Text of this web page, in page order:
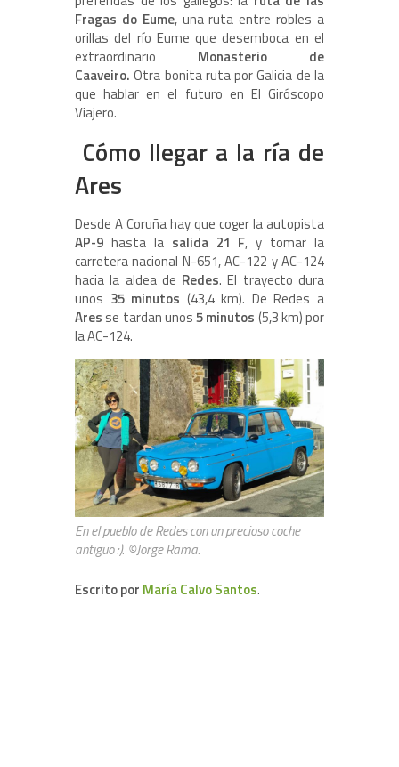
Fragas do Eume, una ruta entre robles a
orillas del río Eume que desemboca en el
extraordinario Monasterio de
Caaveiro.Otra bonita ruta por Galicia de la
que hablar en el futuro en El Giróscopo
Viajero.
Cómo llegar a la ría de
Ares
Desde A Coruña hay que coger la autopista
AP-9 hasta la salida 21 F, y tomar la
carretera nacional N-651, AC-122 y AC-124
hacia la aldea de Redes. El trayecto dura
unos 35 minutos (43,4 km). De Redes a
Ares se tardan unos5 minutos (5,3 km) por
la AC-124.
En el pueblo de Redes con un precioso coche
antiguo :). ©Jorge Rama.
Escrito por María Calvo Santos.